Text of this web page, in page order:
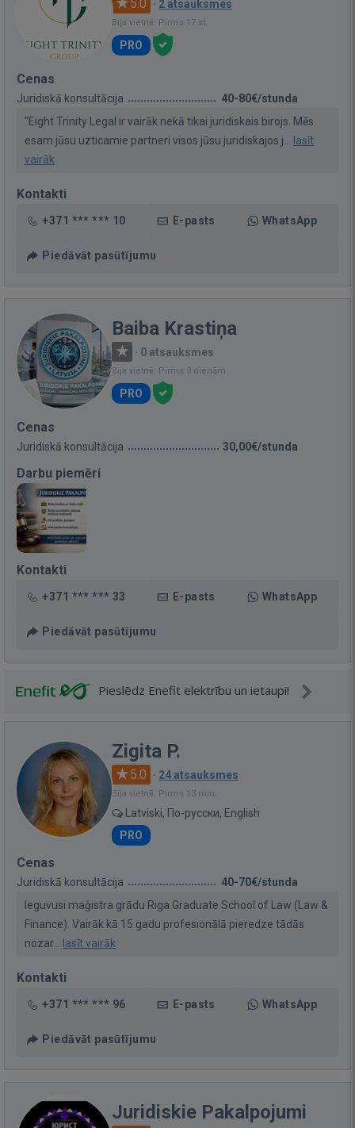
5.0 · 2 atsauksmes
Bija vietnē: Pirms 17 st.
PRO
Cenas
Juridiskā konsultācija
40-80€/stunda
"Eight Trinity Legal ir vairāk nekā tikai juridiskais birojs. Mēs
esam jūsu uzticamie partneri visos jūsu juridiskajos j...
lasīt
vairāk
Kontakti
+371 *** *** 10 E-pasts WhatsApp
Piedāvāt pasūtījumu
Baiba Krastiņa
· 0 atsauksmes
Bija vietnē: Pirms 3 dienām
PRO
Cenas
Juridiskā konsultācija 30,00€/stunda
Darbu piemēri
Kontakti
+371 *** *** 33 E-pasts WhatsApp
Piedāvāt pasūtījumu
Pieslēdz Enefit elektrību un ietaupi!
Zigita P.
5.0 · 24 atsauksmes
Bija vietnē: Pirms 13 min.
Latviski, По-русски, English
PRO
Cenas
Juridiskā konsultācija
40-70€/stunda
Ieguvusi maģistra grādu Riga Graduate School of Law (Law &
Finance). Vairāk kā 15 gadu profesionālā pieredze tādās
nozar... lasīt vairāk
Kontakti
+371 *** *** 96 E-pasts WhatsApp
Piedāvāt pasūtījumu
Juridiskie Pakalpojumi